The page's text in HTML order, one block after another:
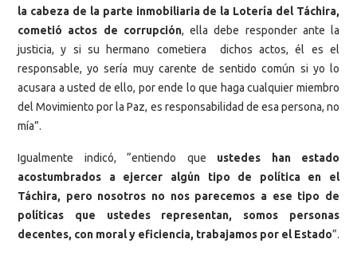
la cabeza de la parte inmobiliaria de la Lotería del Táchira,
cometió actos de corrupción, ella debe responder ante la
justicia, y si su hermano cometiera dichos actos, él es el
responsable, yo sería muy carente de sentido común si yo lo
acusara a usted de ello, por ende lo que haga cualquier miembro
del Movimiento por la Paz, es responsabilidad de esa persona, no
mía”.
Igualmente indicó, “entiendo que ustedes han estado
acostumbrados a ejercer algún tipo de política en el
Táchira, pero nosotros no nos parecemos a ese tipo de
políticas que ustedes representan, somos personas
decentes, con moral y eficiencia, trabajamos por el Estado”.